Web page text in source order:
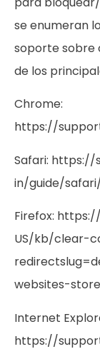
se enumeran
soporte sobre
de los
Chrome:
https://
Safari: https://
in/guide/
Firefox:
US/kb/clear-
websites-
Internet
https://